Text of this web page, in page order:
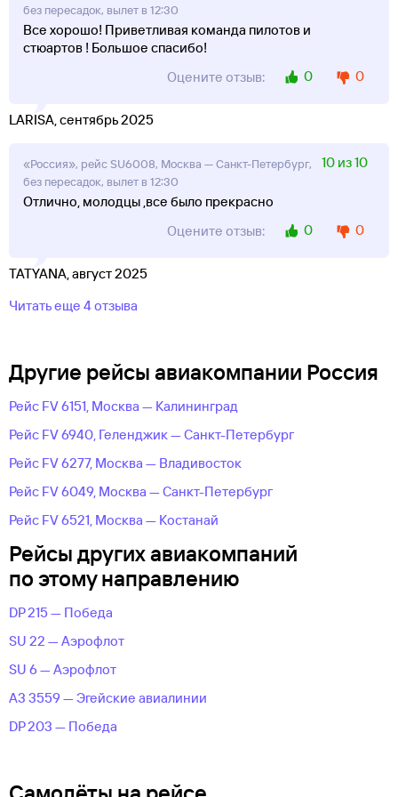
без пересадок, вылет в 12:30
Все хорошо! Приветливая команда пилотов и
стюартов ! Большое спасибо!
Оцените отзыв:
0 0
LARISA, сентябрь 2025
«Россия», рейс SU6008, Москва — Санкт-Петербург,
без пересадок, вылет в 12:30
10 из 10
Отлично, молодцы ,все было прекрасно
Оцените отзыв:
0 0
TATYANA, август 2025
Читать еще 4 отзыва
Другие рейсы авиакомпании Россия
Рейс FV 6151, Москва — Калининград
Рейс FV 6940, Геленджик — Санкт-Петербург
Рейс FV 6277, Москва — Владивосток
Рейс FV 6049, Москва — Санкт-Петербург
Рейс FV 6521, Москва — Костанай
Рейсы других авиакомпаний
по этому направлению
DP 215 — Победа
SU 22 — Аэрофлот
SU 6 — Аэрофлот
A3 3559 — Эгейские авиалинии
DP 203 — Победа